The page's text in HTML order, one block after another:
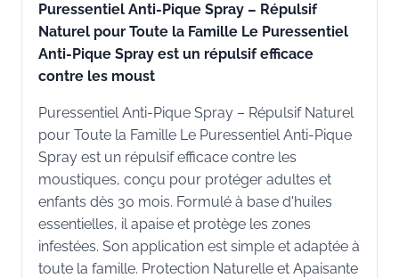
Puressentiel Anti-Pique Spray – Répulsif
Naturel pour Toute la Famille Le Puressentiel
Anti-Pique Spray est un répulsif efficace
contre les moust
Puressentiel Anti-Pique Spray – Répulsif Naturel
pour Toute la Famille Le Puressentiel Anti-Pique
Spray est un répulsif efficace contre les
moustiques, conçu pour protéger adultes et
enfants dès 30 mois. Formulé à base d'huiles
essentielles, il apaise et protège les zones
infestées. Son application est simple et adaptée à
toute la famille. Protection Naturelle et Apaisante